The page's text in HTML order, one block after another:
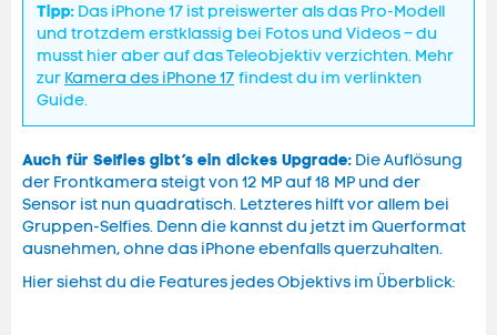
Tipp: Das iPhone 17 ist preiswerter als das Pro-Modell
und trotzdem erstklassig bei Fotos und Videos – du
musst hier aber auf das Teleobjektiv verzichten. Mehr
zur Kamera des iPhone 17 findest du im verlinkten
Guide.
Auch für Selfies gibt’s ein dickes Upgrade: Die Auflösung
der Frontkamera steigt von 12 MP auf 18 MP und der
Sensor ist nun quadratisch. Letzteres hilft vor allem bei
Gruppen-Selfies. Denn die kannst du jetzt im Querformat
ausnehmen, ohne das iPhone ebenfalls querzuhalten.
Hier siehst du die Features jedes Objektivs im Überblick: